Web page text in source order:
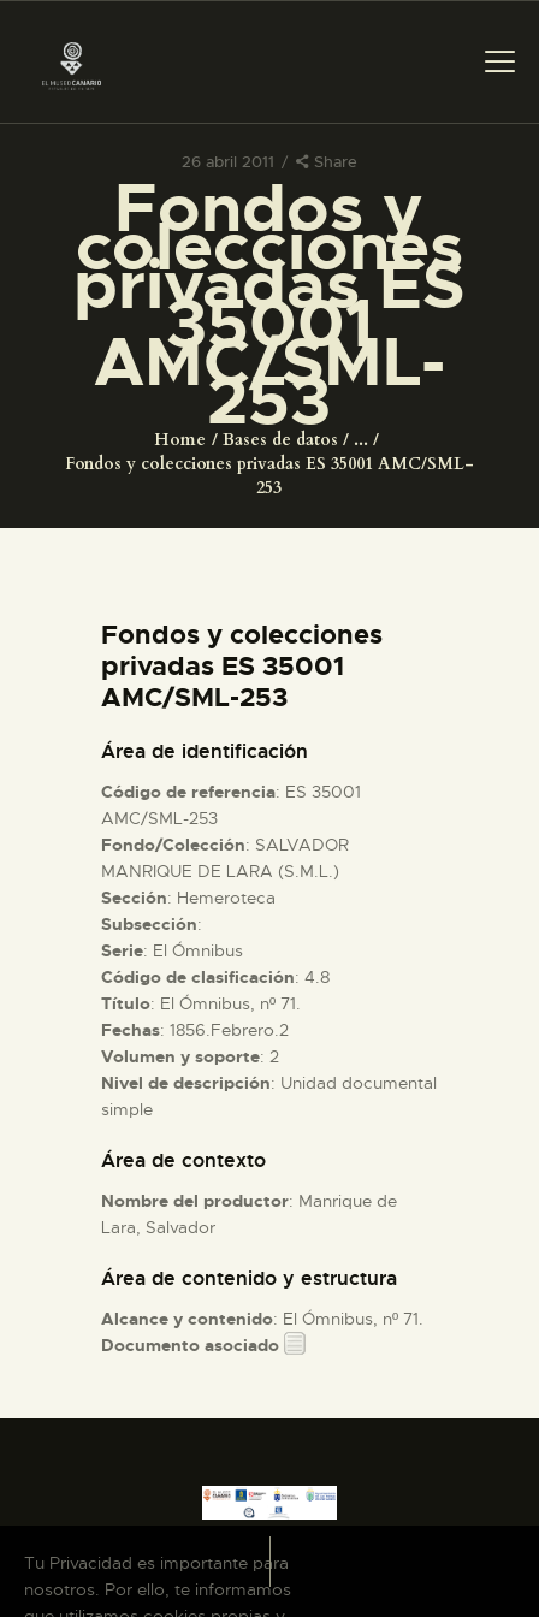
26 abril 2011 Share
Fondos y
colecciones
privadas ES
35001
AMC/SML-
253
Home Bases de datos
...
Fondos y colecciones privadas ES 35001 AMC/SML-
253
PREPARAR LA VISITA
ACTIVIDADES
█
EL MUSEO
COLECCIONES
ESPAÑOL
PREPARAR LA VISITA
█
EL MUSEO
COLECCIONES
DIDÁCTICA
Fondos y colecciones
privadas ES 35001
AMC/SML-253
Área de identificación
Código de referencia: ES 35001
AMC/SML-253
Fondo/Colección: SALVADOR
MANRIQUE DE LARA (S.M.L.)
Sección: Hemeroteca
Subsección:
Serie: El Ómnibus
Código de clasificación: 4.8
Título: El Ómnibus, nº 71.
Fechas: 1856.Febrero.2
Volumen y soporte: 2
Nivel de descripción: Unidad documental
simple
Área de contexto
Nombre del productor: Manrique de
Lara, Salvador
Área de contenido y estructura
Alcance y contenido: El Ómnibus, nº 71.
Documento asociado
Tu Privacidad es importante para
nosotros. Por ello, te informamos